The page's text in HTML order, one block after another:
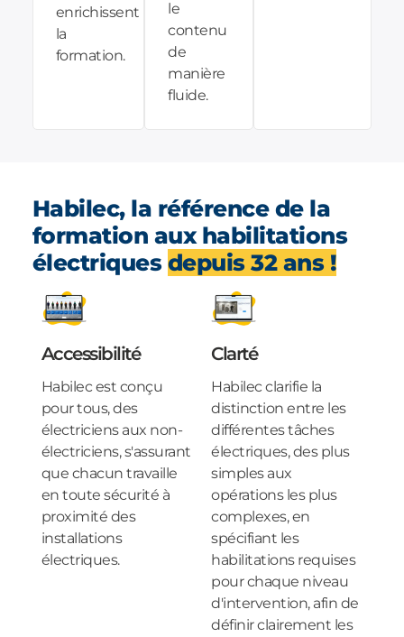
enrichissent
la
formation.
le
contenu
de
manière
fluide.
Habilec, la référence de la
formation aux habilitations
électriques depuis 32 ans !
Accessibilité
Habilec est conçu
pour tous, des
électriciens aux non-
électriciens, s'assurant
que chacun travaille
en toute sécurité à
proximité des
installations
électriques.
Clarté
Habilec clarifie la
distinction entre les
différentes tâches
électriques, des plus
simples aux
opérations les plus
complexes, en
spécifiant les
habilitations requises
pour chaque niveau
d'intervention, afin de
définir clairement les